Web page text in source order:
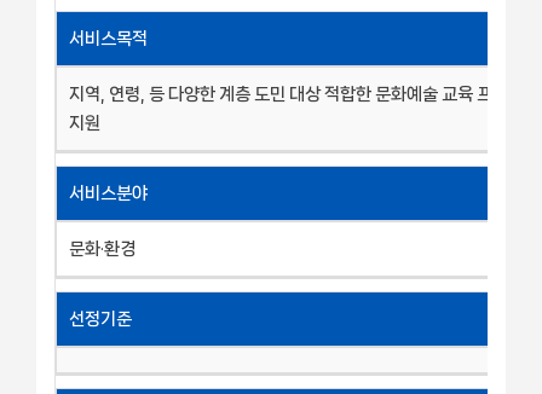
서비스목적
지역, 연령, 등 다양한 계층 도민 대상 적합한 문화예술 교육 프로그
지원
서비스분야
문화·환경
선정기준